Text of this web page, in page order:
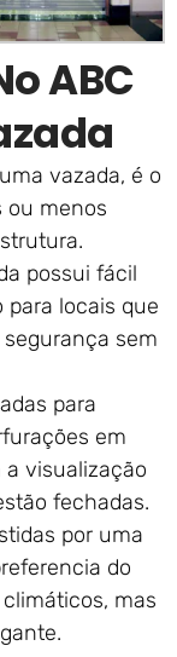
ABC
vazada, é o
ou menos
possui fácil
locais que
sem
para
em
visualização
fechadas.
por uma
do
mas